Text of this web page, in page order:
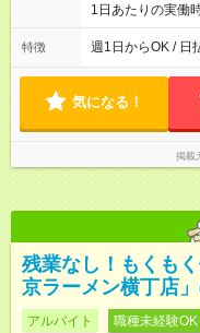
1日あたりの実働
（実働4時間） ★週1日～勤務OK！ ★土日のみ・平日のみも
OK！ ★シフト自
特徴 週1日からOK / 日
気になる！
掲載
残業なし！もくも
京ラーメン横丁店」
アルバイト 職種未経験OK